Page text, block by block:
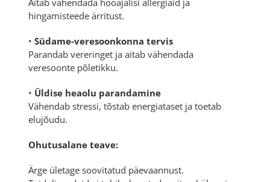
hingamisteede ärritust.
• Südame-veresoonkonna tervis
Parandab vereringet ja aitab vähendada
veresoonte põletikku.
• Üldise heaolu parandamine
Vähendab stressi, tõstab energiataset ja toetab
elujõudu.
Ohutusalane teave:
Ärge ületage soovitatud päevaannust.